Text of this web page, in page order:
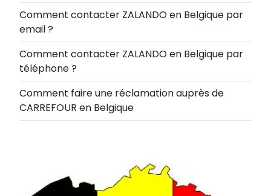
Comment contacter ZALANDO en Belgique par
email ?
Comment contacter ZALANDO en Belgique par
téléphone ?
Comment faire une réclamation auprès de
CARREFOUR en Belgique